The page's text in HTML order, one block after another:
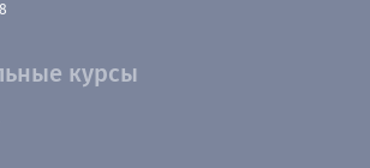
курсы